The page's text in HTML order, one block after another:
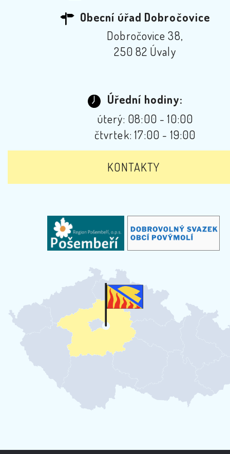
Obecní úřad Dobročovice
Dobročovice 38,
250 82 Úvaly
Úřední hodiny:
úterý: 08:00 - 10:00
čtvrtek: 17:00 - 19:00
KONTAKTY